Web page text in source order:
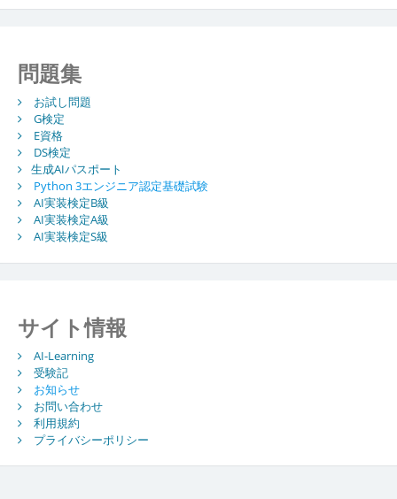
問題集
お試し問題
G検定
E資格
DS検定
生成AIパスポート
Python 3エンジニア認定基礎試験
AI実装検定B級
AI実装検定A級
AI実装検定S級
サイト情報
AI-Learning
受験記
お知らせ
お問い合わせ
利用規約
プライバシーポリシー